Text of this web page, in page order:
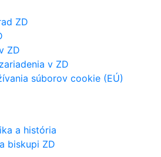
ZD
ZD
v ZD
súborov cookie (EÚ)
a história
biskupi ZD